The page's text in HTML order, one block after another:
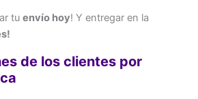
tu envío hoy! Y entregar en la
de los clientes por